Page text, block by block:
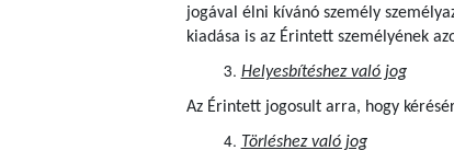
jogával élni kívánó személy
kiadása is az Érintett személyének
Helyesbítéshez való jog
Az Érintett jogosult arra, hogy
Törléshez való jog